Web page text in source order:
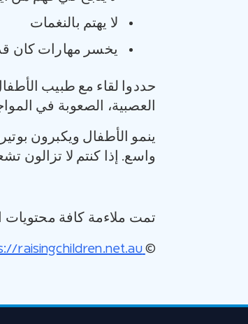
لا يهتم بالنغمات
يخسر مهارات كان
حددوا لقاء مع طبيب
العصبية، الصعوبة في
ينمو الأطفال ويكبرون
واسع. إذا كنتم لا تزالون
تمت ملاءمة كافة محتويات
©
https://raisingchildren.net.au